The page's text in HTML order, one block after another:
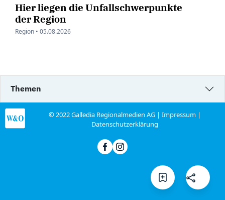
Hier liegen die Unfallschwerpunkte
der Region
Region • 05.08.2026
Themen
© 2022 Galledia Regionalmedien AG |Impressum |
Datenschutzerklärung